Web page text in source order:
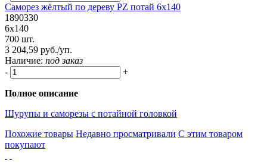
Саморез жёлтый по дереву PZ потай 6х140
1890330
6х140
700 шт.
3 204,59 руб./уп.
Наличие: под заказ
-
+
Полное описание
Шурупы и саморезы с потайной головкой
Похожие товары Недавно просматривали С этим товаром
покупают